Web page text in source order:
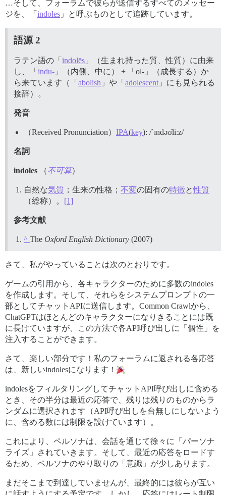
…そして、フォーラムで彼らが送信するすべてのメッセー
ジを、「 indoles 」と呼ぶものとして追跡しています。
語源 2
ラテン語の「 indolēs 」（生まれ持った質、性質）に由来
し、「 indu- 」（内側、中に） + 「ol-」（成長する）か
ら来ています（「 abolish 」や「 adolescent」にも見られる
接辞）。
発音
（Received Pronunciation） IPA(key): /ˈɪndəʊ̆liːz/
名詞
indoles （不可算）
自然な気質 ；生来の性格； 不変の固有の特徴と性質
（総称）。
[1]
参考文献
^ The Oxford English Dictionary (2007)
さて、私がやっていることは次のとおりです。
ゲームの引用から、各キャラクターのために多数のindoles
を作成します。そして、それらをシステムプロンプトの一
部としてチャットAPIに送信します。Common Crawlから、
ChatGPTはほとんどのキャラクターになりきることには既
に長けていますが、この方法で各API呼び出しに「個性」を
注入することができます。
さて、楽しい部分です！私のフォーラムに返される各応答
は、新しいindolesになります！
indolesをフィルタリングしてチャットAPI呼び出しに含める
とき、その半分は最近の応答で、残りは残りのものからラ
ンダムに選択されます（API呼び出しを台無しにしないよう
に、含める数には制限を設けています）。
これにより、ペルソナは、会話を通じて徐々に「パーソナ
ライズ」されていきます。そして、最近の応答をロードす
るため、ペルソナのやり取りの「意識」が少しあります。
まだそこまで到達していませんが、最終的には彼らが互い